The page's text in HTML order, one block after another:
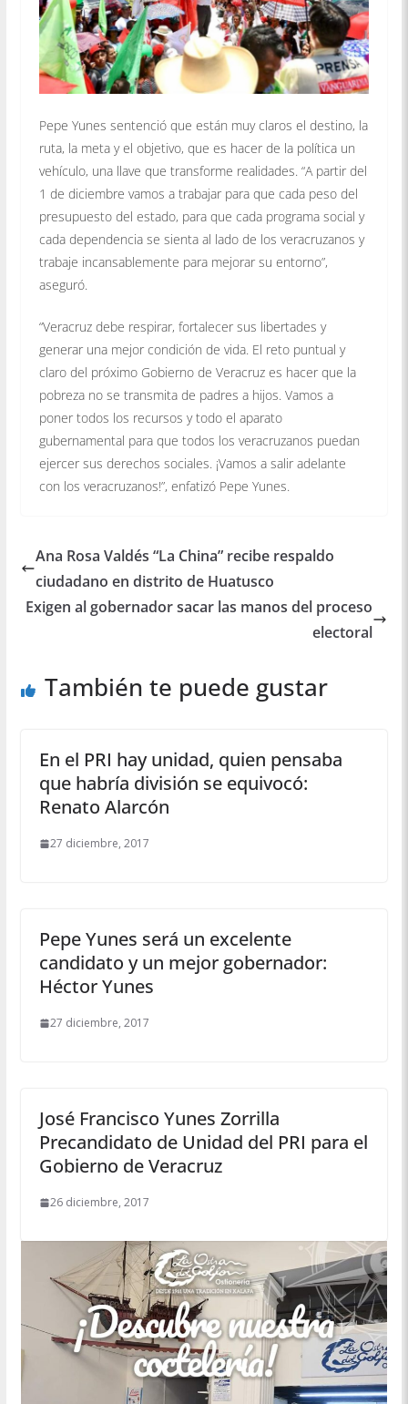
Pepe Yunes sentenció que están muy claros el destino, la
ruta, la meta y el objetivo, que es hacer de la política un
vehículo, una llave que transforme realidades. “A partir del
1 de diciembre vamos a trabajar para que cada peso del
presupuesto del estado, para que cada programa social y
cada dependencia se sienta al lado de los veracruzanos y
trabaje incansablemente para mejorar su entorno”,
aseguró.
“Veracruz debe respirar, fortalecer sus libertades y
generar una mejor condición de vida. El reto puntual y
claro del próximo Gobierno de Veracruz es hacer que la
pobreza no se transmita de padres a hijos. Vamos a
poner todos los recursos y todo el aparato
gubernamental para que todos los veracruzanos puedan
ejercer sus derechos sociales. ¡Vamos a salir adelante
con los veracruzanos!”, enfatizó Pepe Yunes.
Ana Rosa Valdés “La China” recibe respaldo
ciudadano en distrito de Huatusco
Exigen al gobernador sacar las manos del proceso
electoral
También te puede gustar
En el PRI hay unidad, quien pensaba
que habría división se equivocó:
Renato Alarcón
27 diciembre, 2017
Pepe Yunes será un excelente
candidato y un mejor gobernador:
Héctor Yunes
27 diciembre, 2017
José Francisco Yunes Zorrilla
Precandidato de Unidad del PRI para el
Gobierno de Veracruz
26 diciembre, 2017